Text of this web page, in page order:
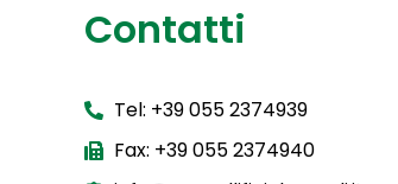
Contatti
Tel: +39 055 2374939
Fax: +39 055 2374940